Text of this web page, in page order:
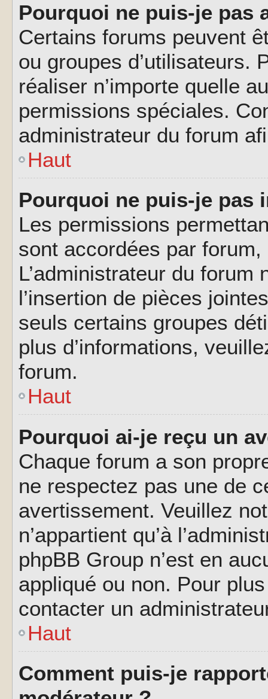
Pourquoi ne puis-je pas
Certains forums peuvent
ou groupes d’utilisateurs.
réaliser n’importe quelle
permissions spéciales.
administrateur du forum
Haut
Pourquoi ne puis-je pas
Les permissions
sont accordées par
L’administrateur du forum
l’insertion de pièces
seuls certains groupes
plus d’informations,
forum.
Haut
Pourquoi ai-je reçu un
Chaque forum a son
ne respectez pas une de
avertissement. Veuillez
n’appartient qu’à
phpBB Group n’est en
appliqué ou non. Pour
contacter un
Haut
Comment puis-je